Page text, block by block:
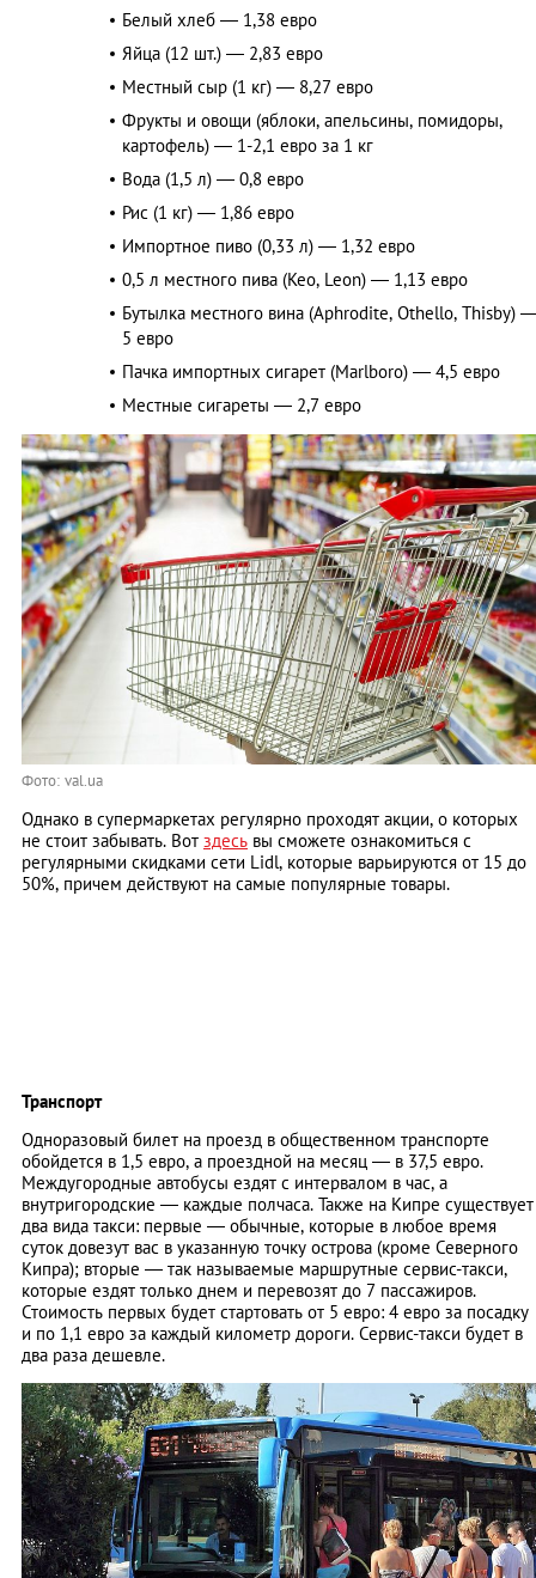
Белый хлеб — 1,38 евро
Яйца (12 шт.) — 2,83 евро
Местный сыр (1 кг) — 8,27 евро
Фрукты и овощи (яблоки, апельсины, помидоры,
картофель) — 1-2,1 евро за 1 кг
Вода (1,5 л) — 0,8 евро
Рис (1 кг) — 1,86 евро
Импортное пиво (0,33 л) — 1,32 евро
0,5 л местного пива (Keo, Leon) — 1,13 евро
Бутылка местного вина (Aphrodite, Othello, Thisby)
5 евро
Пачка импортных сигарет (Marlboro) — 4,5 евро
Местные сигареты — 2,7 евро
Фото: val.ua
Однако в супермаркетах регулярно проходят акции, о которых
не стоит забывать. Вот здесь вы сможете ознакомиться с
регулярными скидками сети Lidl, которые варьируются от 15 до
50%, причем действуют на самые популярные товары.
Транспорт
Одноразовый билет на проезд в общественном транспорте
обойдется в 1,5 евро, а проездной на месяц — в 37,5 евро.
Междугородные автобусы ездят с интервалом в час, а
внутригородские — каждые полчаса. Также на Кипре существует
два вида такси: первые — обычные, которые в любое время
суток довезут вас в указанную точку острова (кроме Северного
Кипра); вторые — так называемые маршрутные сервис-такси,
которые ездят только днем и перевозят до 7 пассажиров.
Стоимость первых будет стартовать от 5 евро: 4 евро за посадку
и по 1,1 евро за каждый километр дороги. Сервис-такси будет в
два раза дешевле.